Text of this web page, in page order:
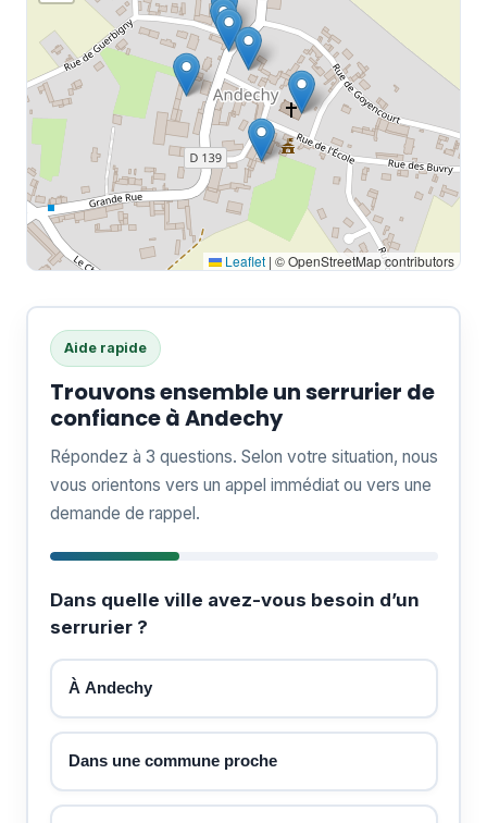
Leaflet | © OpenStreetMap contributors
Aide rapide
Trouvons ensemble un serrurier de
confiance à Andechy
Répondez à 3 questions. Selon votre situation, nous
vous orientons vers un appel immédiat ou vers une
demande de rappel.
Dans quelle ville avez-vous besoin d’un
serrurier ?
À Andechy
Dans une commune proche